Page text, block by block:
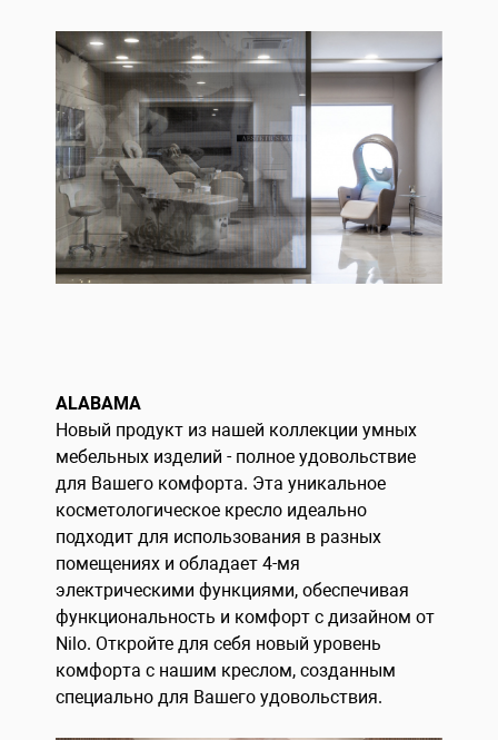
ALABAMA
Новый продукт из нашей коллекции умных
мебельных изделий - полное удовольствие
для Вашего комфорта. Эта уникальное
косметологическое кресло идеально
подходит для использования в разных
помещениях и обладает 4-мя
электрическими функциями, обеспечивая
функциональность и комфорт с дизайном от
Nilo. Откройте для себя новый уровень
комфорта с нашим креслом, созданным
специально для Вашего удовольствия.